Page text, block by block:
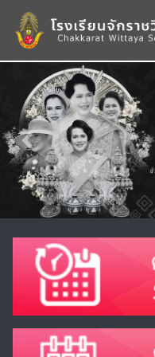
Previous